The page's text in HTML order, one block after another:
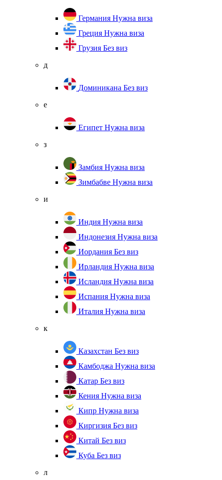
Германия Нужна виза
Греция Нужна виза
Грузия Без виз
д
Доминикана Без виз
е
Египет Нужна виза
з
Замбия Нужна виза
Зимбабве Нужна виза
и
Индия Нужна виза
Индонезия Нужна виза
Иордания Без виз
Ирландия Нужна виза
Исландия Нужна виза
Испания Нужна виза
Италия Нужна виза
к
Казахстан Без виз
Камбоджа Нужна виза
Катар Без виз
Кения Нужна виза
Кипр Нужна виза
Киргизия Без виз
Китай Без виз
Куба Без виз
л